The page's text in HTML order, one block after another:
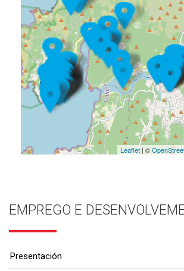
Leaflet| ©
EMPREGO E
Presentación